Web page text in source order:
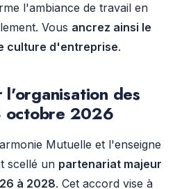
l'ambiance de travail en
Vous ancrez ainsi le
culture d'entreprise.
l'organisation des
octobre 2026
Mutuelle et l'enseigne
scellé un partenariat majeur
à 2028. Cet accord vise à